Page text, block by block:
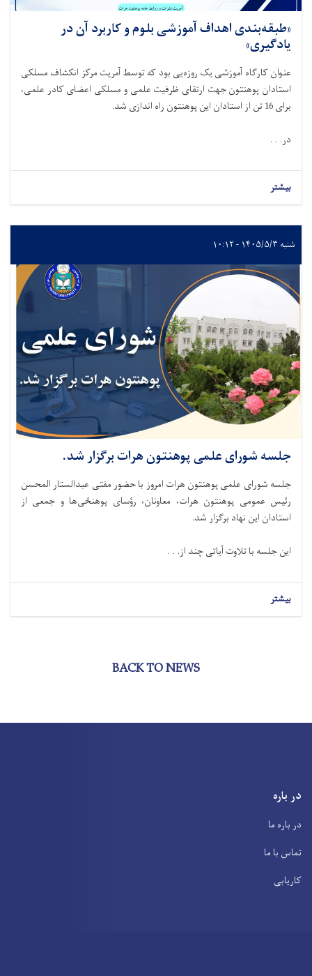
«طبقه‌بندی اهداف آموزشی بلوم و کاربرد آن در
یادگیری»
عنوان کارگاه آموزشی یک روزه‌یی بود که توسط آمریت مرکز انکشاف مسلکی
استادان پوهنتون جهت ارتقای ظرفیت علمی و مسلکی اعضای کادر علمی،
برای 16 تن از استادان این پوهنتون راه اندازی شد.
در. . .
بیشتر
شنبه ۱۴۰۵/۵/۳ - ۱۰:۱۲
جلسه شورای علمی پوهنتون هرات برگزار شد.
جلسه شورای علمی پوهنتون هرات امروز با حضور مفتی عبدالستار المحسن
رئیس عمومی پوهنتون هرات، معاونان، رؤسای پوهنځی‌ها و جمعی از
استادان این نهاد برگزار شد.
این جلسه با تلاوت آیاتی چند از. . .
بیشتر
BACK TO NEWS
در باره
در باره ما
تماس با ما
کاریابی